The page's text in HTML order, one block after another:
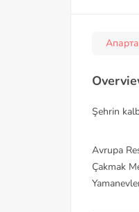
Şehrin
Avrupa
Çakmak